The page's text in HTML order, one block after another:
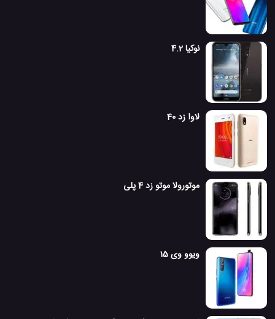
نوکیا 4.2
لاوا زد 40
موتورولا موتو زد 4 پلی
ویوو وی 15